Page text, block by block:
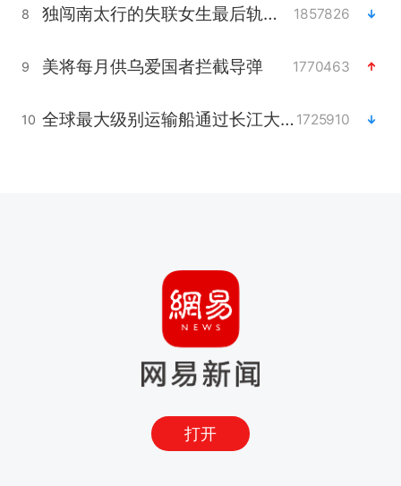
8 独闯南太行的失联女生最后轨迹已确认 1857826
9 美将每月供乌爱国者拦截导弹 1770463
10 全球最大级别运输船通过长江大桥 1725910
打开